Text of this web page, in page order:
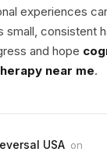
experiences
small, consistent
and hope
near me.
USA on